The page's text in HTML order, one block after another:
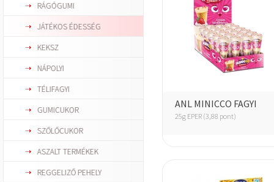
RÁGÓGUMI
JÁTÉKOS ÉDESSÉG
KEKSZ
NÁPOLYI
TÉLIFAGYI
GUMICUKOR
SZŐLŐCUKOR
ASZALT TERMÉKEK
REGGELIZŐ PEHELY
ANL MINICCO FAGYI
25g EPER (3,88 pont)